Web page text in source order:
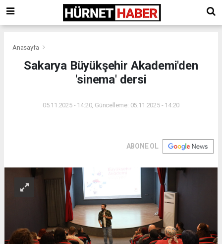
Anasayfa
Sakarya Büyükşehir Akademi'den
'sinema' dersi
05.11.2025 - 14:20, Güncelleme: 05.11.2025 - 14:20
ABONE OL